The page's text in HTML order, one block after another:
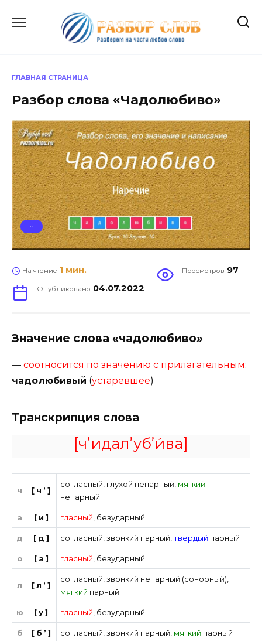
содержанию
ГЛАВНАЯ СТРАНИЦА
Разбор слова «Чадолюбиво»
Ч
На чтение 1 мин. Просмотров 97
Опубликовано 04.07.2022
Значение слова «чадолюбиво»
— соотносится по значению с прилагательным:
чадолюбивый (устаревшее)
Транскрипция слова
[ч’идал’уб’и́ва]
ч [ч’]
согласный, глухой непарный, мягкий
непарный
а [и] гласный, безударный
д [д] согласный,звонкий парный,твердый парный
о [а] гласный, безударный
л [л’]
согласный,звонкий непарный (сонорный),
мягкий парный
ю [у] гласный, безударный
б [б’] согласный,звонкий парный, мягкий парный